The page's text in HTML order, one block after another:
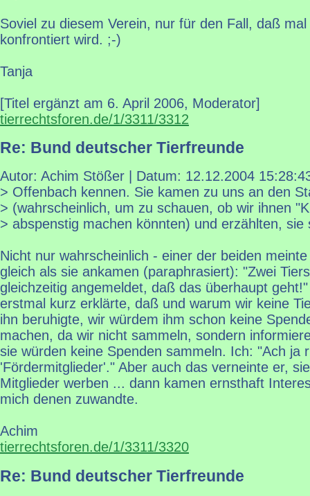
Soviel zu diesem Verein, nur für den Fall, daß
konfrontiert wird. ;-)
Tanja
[Titel ergänzt am 6. April 2006, Moderator]
tierrechtsforen.de/1/3311/3312
Re: Bund deutscher Tierfreunde
Autor: Achim Stößer | Datum: 12.12.2004
> Offenbach kennen. Sie kamen zu uns an den
> (wahrscheinlich, um zu schauen, ob wir ihnen
> abspenstig machen könnten) und erzählten, sie
Nicht nur wahrscheinlich - einer der beiden
gleich als sie ankamen (paraphrasiert): "Zwei
gleichzeitig angemeldet, daß das überhaupt
erstmal kurz erklärte, daß und warum wir keine
ihn beruhigte, wir würdem ihm schon keine
machen, da wir nicht sammeln, sondern
sie würden keine Spenden sammeln. Ich: "Ach ja
'Fördermitglieder'." Aber auch das verneinte er,
Mitglieder werben ... dann kamen ernsthaft
mich denen zuwandte.
Achim
tierrechtsforen.de/1/3311/3320
Re: Bund deutscher Tierfreunde